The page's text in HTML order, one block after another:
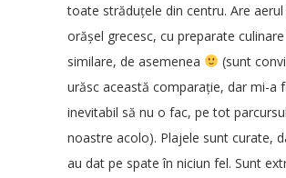
toate străduțele din centru. Are aerul
orășel grecesc, cu preparate
similare, de asemenea
(sunt
urăsc această comparație, dar mi-a
inevitabil să nu o fac, pe tot
noastre acolo). Plajele sunt curate,
au dat pe spate în niciun fel. Sunt